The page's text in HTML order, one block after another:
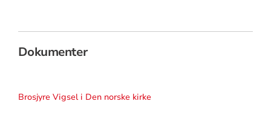
Dokumenter
Brosjyre Vigsel i Den norske kirke